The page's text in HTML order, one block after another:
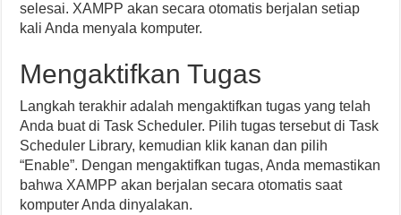
selesai. XAMPP akan secara otomatis berjalan setiap
kali Anda menyala komputer.
Mengaktifkan Tugas
Langkah terakhir adalah mengaktifkan tugas yang telah
Anda buat di Task Scheduler. Pilih tugas tersebut di Task
Scheduler Library, kemudian klik kanan dan pilih
“Enable”. Dengan mengaktifkan tugas, Anda memastikan
bahwa XAMPP akan berjalan secara otomatis saat
komputer Anda dinyalakan.